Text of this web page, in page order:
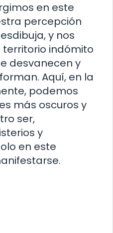
en este
percepción
y nos
indómito
desvanecen y
Aquí, en la
podemos
más oscuros y
ser,
y
en este